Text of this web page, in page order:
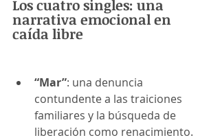
Los cuatro singles: una
narrativa emocional en
caída libre
“Mar”: una denuncia
contundente a las traiciones
familiares y la búsqueda de
liberación como renacimiento.